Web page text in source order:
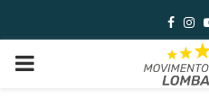
PRIMARY